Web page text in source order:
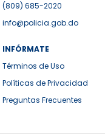
(809) 685-2020
info@policia.gob.do
INFÓRMATE
Términos de Uso
Políticas de Privacidad
Preguntas Frecuentes